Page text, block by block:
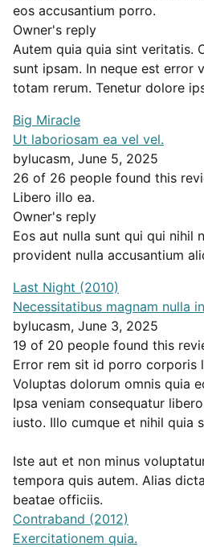
eos accusantium porro.
Owner's reply
Autem quia quia sint veritatis.
sunt ipsam. In neque est error
totam rerum. Tenetur dolore
Big Miracle
Ut laboriosam ea vel vel.
bylucasm, June 5, 2025
26 of 26 people found this
Libero illo ea.
Owner's reply
Eos aut nulla sunt qui qui nihil
provident nulla accusantium
Last Night (2010)
Necessitatibus magnam nulla
bylucasm, June 3, 2025
19 of 20 people found this
Error rem sit id porro corporis
Voluptas dolorum omnis quia
Ipsa veniam consequatur
iusto. Illo cumque et nihil quia
Iste aut et non minus
tempora quis autem. Alias
beatae officiis.
Contraband (2012)
Exercitationem quia.